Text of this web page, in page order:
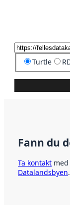
Turtle
Fann du
Ta kontakt
Datalandsbyen.